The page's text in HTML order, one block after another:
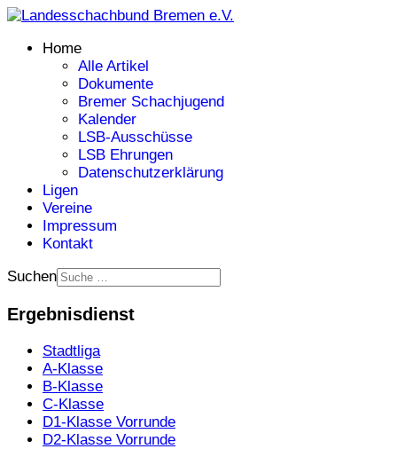
Home
Alle Artikel
Dokumente
Bremer Schachjugend
Kalender
LSB-Ausschüsse
LSB Ehrungen
Datenschutzerklärung
Ligen
Vereine
Impressum
Kontakt
Suchen
Ergebnisdienst
Stadtliga
A-Klasse
B-Klasse
C-Klasse
D1-Klasse Vorrunde
D2-Klasse Vorrunde